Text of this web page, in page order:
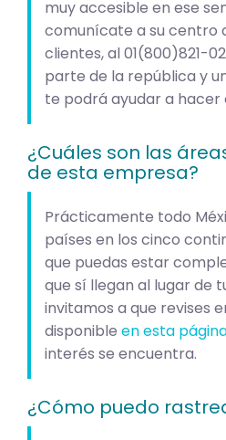
muy accesible en ese
comunícate a su centro
clientes, al 01(800)821-
parte de la república y
te podrá ayudar a hacer
¿Cuáles son las
de esta empresa?
Prácticamente todo
países en los cinco
que puedas estar
que sí llegan al lugar de
invitamos a que revises
disponible en esta
interés se encuentra.
¿Cómo puedo